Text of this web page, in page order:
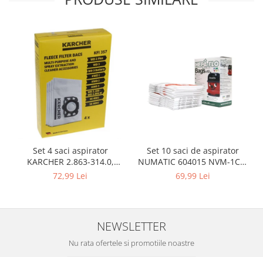
Igiena animale de companie
Mobila si transport animale de
companie
Zgarzi, lese si hamuri
PC, Periferice & Software
Componente PC
Desktop PC & Monitoare
Imprimante, Scanere &
Consumabile
Periferice PC
Sport & Activitati in aer liber
Set 4 saci aspirator
KARCHER 2.863-314.0,
compatibil cu WD, KWD, SE
72,99 Lei
Set 10 saci de aspirator
NUMATIC 604015 NVM-1CH,
9L
69,99 Lei
NEWSLETTER
Nu rata ofertele si promotiile noastre